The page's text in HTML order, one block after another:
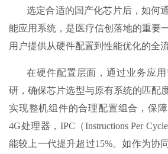
选定合适的国产化芯片后，如何
能应用系统，是医疗信创落地的重要
用户提供从硬件配置到性能优化的全
在硬件配置层面，通过业务应
研，确保芯片选型与原有系统的匹配
实现整机组件的合理配置组合，保
4G处理器，IPC（Instructions Per
能较上一代提升超过15%。如作为协